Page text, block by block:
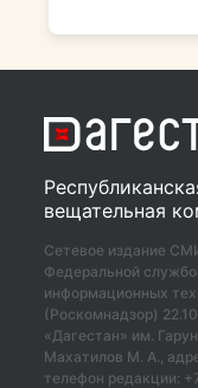
вещательная
Сетевое издание
Федеральной
информационных
(Роскомнадзор)
«Дагестан» им.
Махатилов М. А.,
телефон редакции: